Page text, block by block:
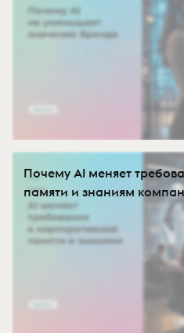
Почему AI меняет
памяти и знаниям